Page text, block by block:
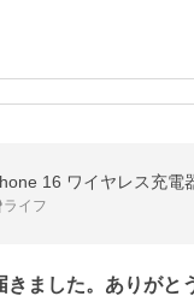
16 ワイヤレス充電
ライフ
きました。ありがと